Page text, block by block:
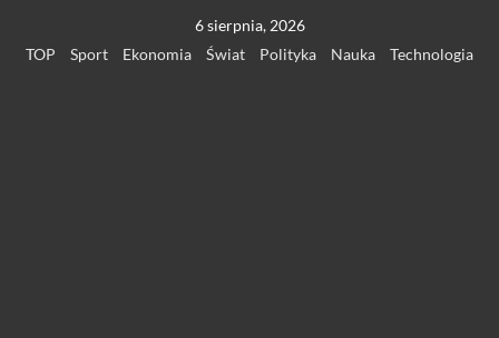
6 sierpnia, 2026
TOP
Sport Ekonomia Świat Polityka Nauka Technologia